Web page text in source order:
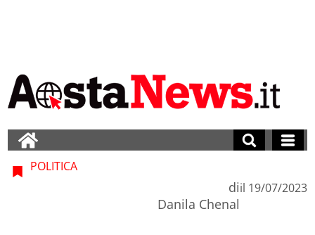
POLITICA
di
Danila Chenal
il 19/07/2023